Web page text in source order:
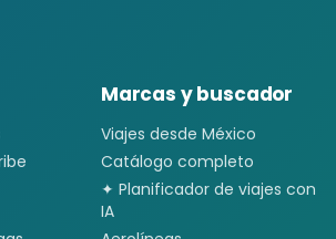
Marcas y buscador
Viajes desde México
Catálogo completo
✦ Planificador de viajes con
IA